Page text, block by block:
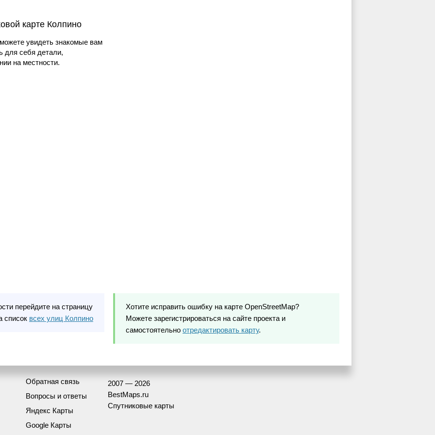
карте Колпино
увидеть знакомые вам
для себя детали,
на местности.
перейдите на страницу
список всех улиц Колпино
Хотите исправить ошибку на карте OpenStreetMap?
Можете зарегистрироваться на сайте проекта и
самостоятельно отредактировать карту.
Обратная связь
Вопросы и ответы
Яндекс Карты
Google Карты
2007 — 2026
BestMaps.ru
Спутниковые карты